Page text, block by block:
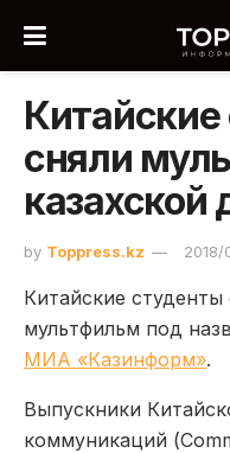
сняли
казахской
by Toppress.kz 2018/
Китайские студенты
мультфильм под
МИА «Казинформ».
Выпускники
коммуникаций